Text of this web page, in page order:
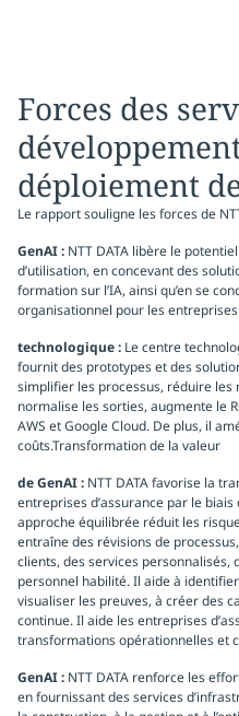
Forces des
déploiement
Le rapport souligne les forces de
GenAI : NTT DATA libère le
d’utilisation, en concevant des
formation sur l’IA, ainsi qu’en se
organisationnel pour les entreprises
technologique : Le centre
fournit des prototypes et des
simplifier les processus, réduire les
normalise les sorties, augmente le
AWS et Google Cloud. De plus, il
coûts.Transformation de la valeur
de GenAI : NTT DATA favorise la
entreprises d’assurance par le
approche équilibrée réduit les
entraîne des révisions de
clients, des services personnalisés,
personnel habilité. Il aide à
visualiser les preuves, à créer des
continue. Il aide les entreprises
transformations opérationnelles et
GenAI : NTT DATA renforce les
en fournissant des services